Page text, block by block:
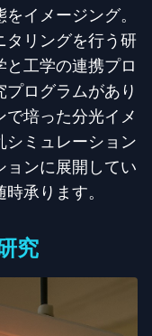
イメージング。
タリングを行う研
工学の連携プロ
ログラムがあり
で培った分光イメ
シミュレーション
ョンに展開してい
承ります。
究